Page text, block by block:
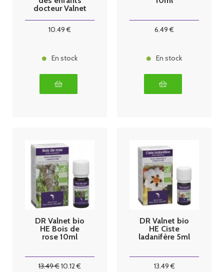
docteur Valnet
10.49 €
En stock
6.49 €
En stock
DR Valnet bio
HE Bois de
rose 10ml
13.49€10.12 €
DR Valnet bio
HE Ciste
ladanifère 5ml
13.49€